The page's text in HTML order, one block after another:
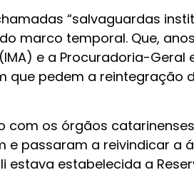
“salvaguardas
marco temporal. Que,
e a Procuradoria-
que pedem a reintegração
com os órgãos
e passaram a reivindicar a
estava estabelecida a